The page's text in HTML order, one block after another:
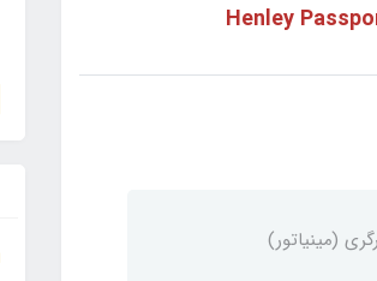
Henley
(مینیاتور)